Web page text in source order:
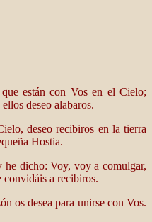
están con Vos en el Cielo;
deseo alabaros.
deseo recibiros en la tierra
Hostia.
he dicho: Voy, voy a comulgar,
convidáis a recibiros.
os desea para unirse con Vos.